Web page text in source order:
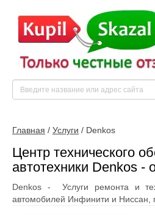
Главная / Услуги / Denkos
Центр технического
автотехники Denkos -
Denkos - Услуги ремонта и
автомобилей Инфинити и Ниссан,